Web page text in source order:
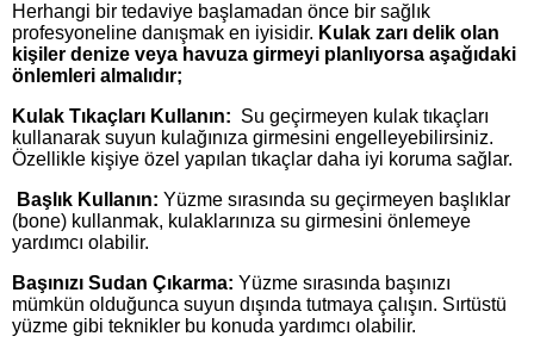
Herhangi bir tedaviye başlamadan önce bir sağlık
profesyoneline danışmak en iyisidir. Kulak zarı delik olan
kişiler denize veya havuza girmeyi planlıyorsa aşağıdaki
önlemleri almalıdır;
Kulak Tıkaçları Kullanın: Su geçirmeyen kulak tıkaçları
kullanarak suyun kulağınıza girmesini engelleyebilirsiniz.
Özellikle kişiye özel yapılan tıkaçlar daha iyi koruma sağlar.
Başlık Kullanın: Yüzme sırasında su geçirmeyen başlıklar
(bone) kullanmak, kulaklarınıza su girmesini önlemeye
yardımcı olabilir.
Başınızı Sudan Çıkarma: Yüzme sırasında başınızı
mümkün olduğunca suyun dışında tutmaya çalışın. Sırtüstü
yüzme gibi teknikler bu konuda yardımcı olabilir.